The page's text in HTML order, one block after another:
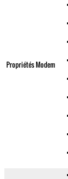
Propriétés Modem